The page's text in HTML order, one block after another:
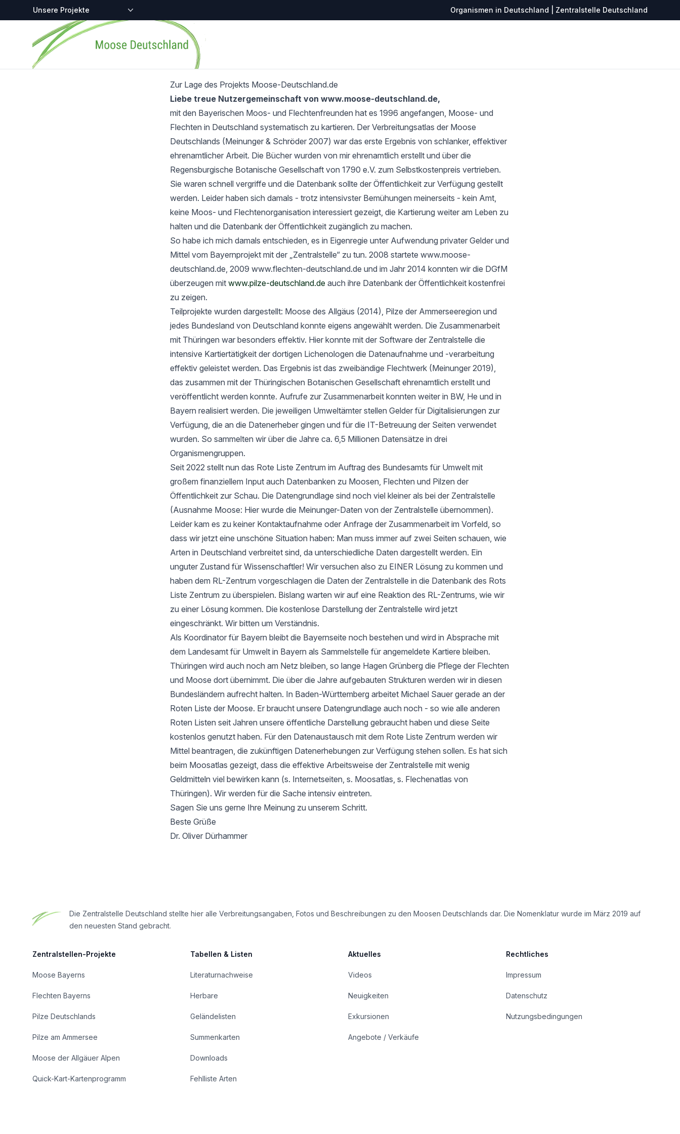
Zentralstellen-Projekte Organismen in Deutschland | Zentralstelle Deutschland
Startseite
Zur Lage des Projekts Moose-Deutschland.de
Liebe treue Nutzergemeinschaft von www.moose-deutschland.de,
mit den Bayerischen Moos- und Flechtenfreunden hat es 1996 angefangen, Moose- und
Flechten in Deutschland systematisch zu kartieren. Der Verbreitungsatlas der Moose
Deutschlands (Meinunger & Schröder 2007) war das erste Ergebnis von schlanker, effektiver
ehrenamtlicher Arbeit. Die Bücher wurden von mir ehrenamtlich erstellt und über die
Regensburgische Botanische Gesellschaft von 1790 e.V. zum Selbstkostenpreis vertrieben.
Sie waren schnell vergriffe und die Datenbank sollte der Öffentlichkeit zur Verfügung gestellt
werden. Leider haben sich damals - trotz intensivster Bemühungen meinerseits - kein Amt,
keine Moos- und Flechtenorganisation interessiert gezeigt, die Kartierung weiter am Leben zu
halten und die Datenbank der Öffentlichkeit zugänglich zu machen.
So habe ich mich damals entschieden, es in Eigenregie unter Aufwendung privater Gelder und
Mittel vom Bayernprojekt mit der „Zentralstelle“ zu tun. 2008 startete www.moose-
deutschland.de, 2009 www.flechten-deutschland.de und im Jahr 2014 konnten wir die DGfM
überzeugen mit www.pilze-deutschland.de auch ihre Datenbank der Öffentlichkeit kostenfrei
zu zeigen.
Teilprojekte wurden dargestellt: Moose des Allgäus (2014), Pilze der Ammerseeregion und
jedes Bundesland von Deutschland konnte eigens angewählt werden. Die Zusammenarbeit
mit Thüringen war besonders effektiv. Hier konnte mit der Software der Zentralstelle die
intensive Kartiertätigkeit der dortigen Lichenologen die Datenaufnahme und -verarbeitung
effektiv geleistet werden. Das Ergebnis ist das zweibändige Flechtwerk (Meinunger 2019),
das zusammen mit der Thüringischen Botanischen Gesellschaft ehrenamtlich erstellt und
veröffentlicht werden konnte. Aufrufe zur Zusammenarbeit konnten weiter in BW, He und in
Bayern realisiert werden. Die jeweiligen Umweltämter stellen Gelder für Digitalisierungen zur
Verfügung, die an die Datenerheber gingen und für die IT-Betreuung der Seiten verwendet
wurden. So sammelten wir über die Jahre ca. 6,5 Millionen Datensätze in drei
Organismengruppen.
Seit 2022 stellt nun das Rote Liste Zentrum im Auftrag des Bundesamts für Umwelt mit
großem finanziellem Input auch Datenbanken zu Moosen, Flechten und Pilzen der
Öffentlichkeit zur Schau. Die Datengrundlage sind noch viel kleiner als bei der Zentralstelle
(Ausnahme Moose: Hier wurde die Meinunger-Daten von der Zentralstelle übernommen).
Leider kam es zu keiner Kontaktaufnahme oder Anfrage der Zusammenarbeit im Vorfeld, so
dass wir jetzt eine unschöne Situation haben: Man muss immer auf zwei Seiten schauen, wie
Arten in Deutschland verbreitet sind, da unterschiedliche Daten dargestellt werden. Ein
unguter Zustand für Wissenschaftler! Wir versuchen also zu EINER Lösung zu kommen und
haben dem RL-Zentrum vorgeschlagen die Daten der Zentralstelle in die Datenbank des Rots
Liste Zentrum zu überspielen. Bislang warten wir auf eine Reaktion des RL-Zentrums, wie wir
zu einer Lösung kommen. Die kostenlose Darstellung der Zentralstelle wird jetzt
eingeschränkt. Wir bitten um Verständnis.
Als Koordinator für Bayern bleibt die Bayernseite noch bestehen und wird in Absprache mit
dem Landesamt für Umwelt in Bayern als Sammelstelle für angemeldete Kartiere bleiben.
Thüringen wird auch noch am Netz bleiben, so lange Hagen Grünberg die Pflege der Flechten
und Moose dort übernimmt. Die über die Jahre aufgebauten Strukturen werden wir in diesen
Bundesländern aufrecht halten. In Baden-Württemberg arbeitet Michael Sauer gerade an der
Roten Liste der Moose. Er braucht unsere Datengrundlage auch noch - so wie alle anderen
Roten Listen seit Jahren unsere öffentliche Darstellung gebraucht haben und diese Seite
kostenlos genutzt haben. Für den Datenaustausch mit dem Rote Liste Zentrum werden wir
Mittel beantragen, die zukünftigen Datenerhebungen zur Verfügung stehen sollen. Es hat sich
beim Moosatlas gezeigt, dass die effektive Arbeitsweise der Zentralstelle mit wenig
Geldmitteln viel bewirken kann (s. Internetseiten, s. Moosatlas, s. Flechenatlas von
Thüringen). Wir werden für die Sache intensiv eintreten.
Sagen Sie uns gerne Ihre Meinung zu unserem Schritt.
Beste Grüße
Dr. Oliver Dürhammer
Die Zentralstelle Deutschland stellte hier alle Verbreitungsangaben, Fotos und Beschreibungen zu den Moosen Deutschlands dar. Die Nomenklatur wurde im März 2019 auf
den neuesten Stand gebracht.
Zentralstellen-Projekte
Moose Bayerns
Flechten Bayerns
Pilze Deutschlands
Pilze am Ammersee
Moose der Allgäuer Alpen
Quick-Kart-Kartenprogramm
Tabellen & Listen
Literaturnachweise
Herbare
Geländelisten
Summenkarten
Downloads
Fehlliste Arten
Aktuelles
Videos
Neuigkeiten
Exkursionen
Angebote / Verkäufe
Rechtliches
Impressum
Datenschutz
Nutzungsbedingungen